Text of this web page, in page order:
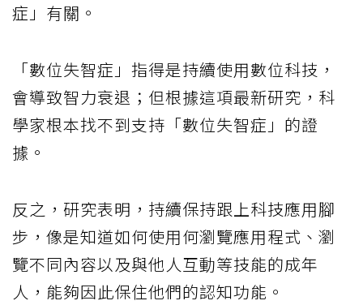
症」有關。
「數位失智症」指得是持續使用數位科技，
會導致智力衰退；但根據這項最新研究，科
學家根本找不到支持「數位失智症」的證
據。
反之，研究表明，持續保持跟上科技應用腳
步，像是知道如何使用何瀏覽應用程式、瀏
覽不同內容以及與他人互動等技能的成年
人，能夠因此保住他們的認知功能。